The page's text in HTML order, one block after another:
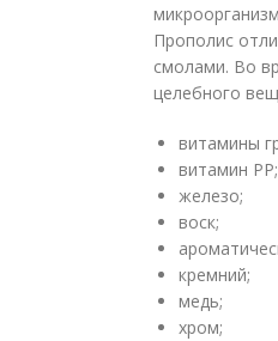
Прополис
смолами. Во
целебного
витамины
витамин PP;
железо;
воск;
кремний;
медь;
хром;